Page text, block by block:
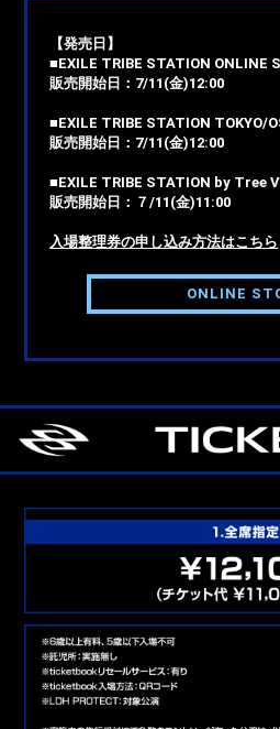
【発売日】
■EXILE TRIBE STATION ONLINE
販売開始日：7/11(金)12:00
■EXILE TRIBE STATION TOKYO/
販売開始日：7/11(金)12:00
■EXILE TRIBE STATION by Tree
販売開始日：７/11(金)11:00
入場整理券の申し込み方法はこちら
ONLINE
ONLINE